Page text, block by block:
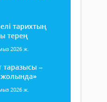
тарихтың
терең
2026 ж.
таразысы –
2026 ж.